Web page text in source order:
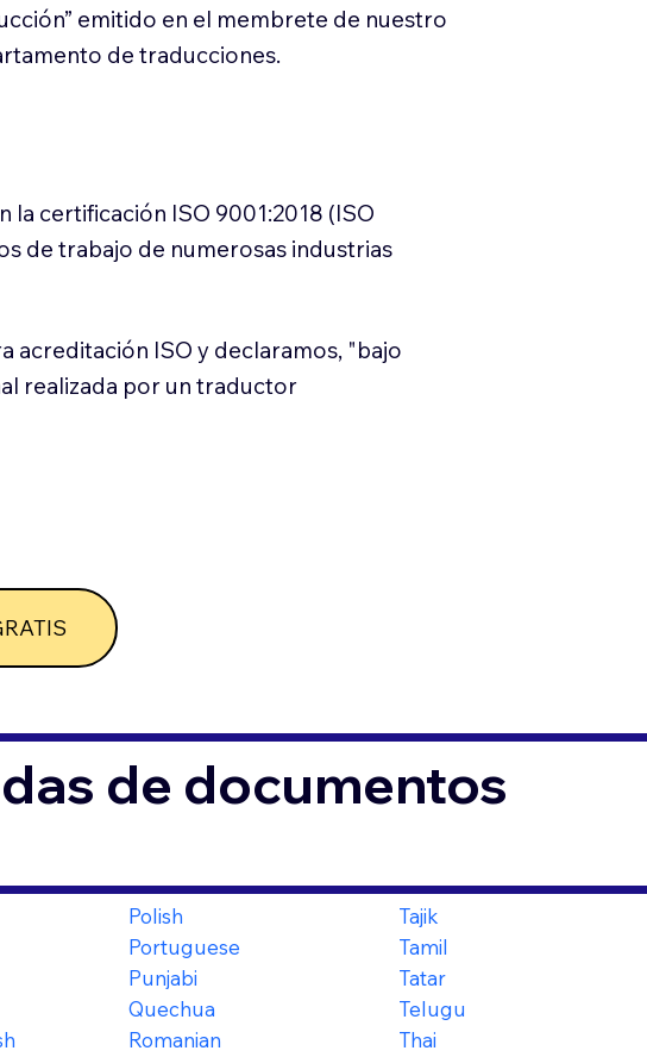
emitido en el membrete de nuestro
de traducciones.
certificación ISO 9001:2018 (ISO
de trabajo de numerosas industrias
acreditación ISO y declaramos, "bajo
realizada por un traductor
de documentos
Polish
Portuguese
Punjabi
Quechua
Romanian
Tajik
Tamil
Tatar
Telugu
Thai